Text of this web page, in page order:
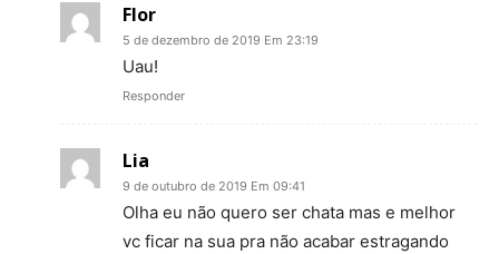
Flor
5 de dezembro de 2019 Em 23:19
Uau!
Responder
Lia
9 de outubro de 2019 Em 09:41
Olha eu não quero ser chata mas e melhor
vc ficar na sua pra não acabar estragando